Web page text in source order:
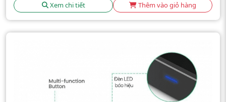
Xem chi tiết Thêm vào giỏ hàng